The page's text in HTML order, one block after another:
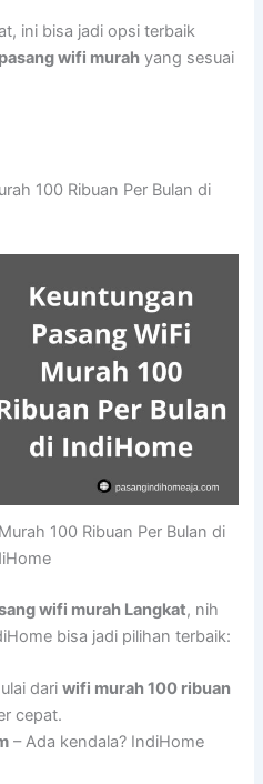
ini bisa jadi opsi terbaik
pasang wifi murah yang sesuai
100 Ribuan Per Bulan di
100 Ribuan Per Bulan di
wifi murah Langkat, nih
bisa jadi pilihan terbaik:
dariwifi murah 100 ribuan
cepat.
– Ada kendala? IndiHome